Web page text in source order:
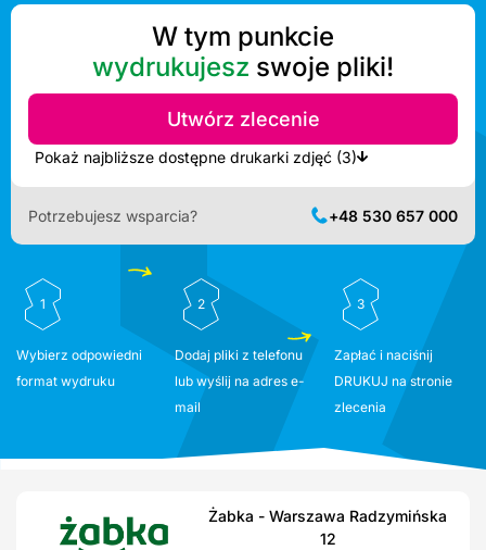
W tym punkcie
wydrukujesz swoje pliki!
Utwórz zlecenie
Pokaż najbliższe dostępne drukarki zdjęć (3)
Potrzebujesz wsparcia? +48 530 657 000
1
Wybierz odpowiedni
format wydruku
2
Dodaj pliki z telefonu
lub wyślij na adres e-
mail
3
Zapłać i naciśnij
DRUKUJ na stronie
zlecenia
Żabka - Warszawa Radzymińska
12